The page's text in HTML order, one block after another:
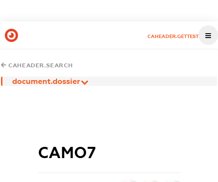
CAHEADER.GETTEST
CAHEADER.SEARCH
document.dossier
САМО7